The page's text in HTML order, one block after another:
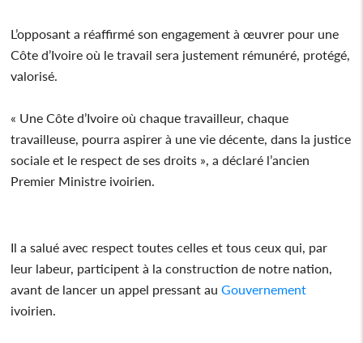
L’opposant a réaffirmé son engagement à œuvrer pour une
Côte d’Ivoire où le travail sera justement rémunéré, protégé,
valorisé.
« Une Côte d’Ivoire où chaque travailleur, chaque
travailleuse, pourra aspirer à une vie décente, dans la justice
sociale et le respect de ses droits », a déclaré l’ancien
Premier Ministre ivoirien.
Il a salué avec respect toutes celles et tous ceux qui, par
leur labeur, participent à la construction de notre nation,
avant de lancer un appel pressant auGouvernement
ivoirien.